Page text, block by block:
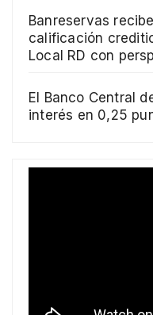
Banreservas
calificación
Local RD con
El Banco Central
interés en 0,25